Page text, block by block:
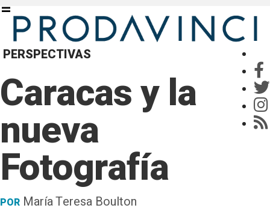
PERSPECTIVAS
Caracas y la
nueva
Fotografía
POR María Teresa Boulton